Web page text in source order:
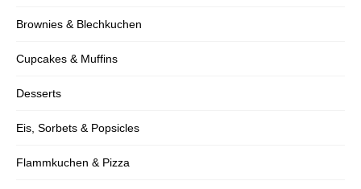
Brownies & Blechkuchen
Cupcakes & Muffins
Desserts
Eis, Sorbets & Popsicles
Flammkuchen & Pizza